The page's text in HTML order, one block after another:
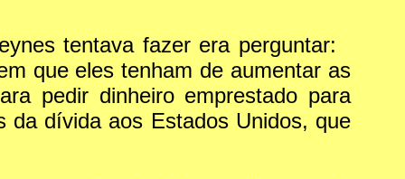
tentava fazer era perguntar:
que eles tenham de aumentar as
pedir dinheiro emprestado para
da dívida aos Estados Unidos, que